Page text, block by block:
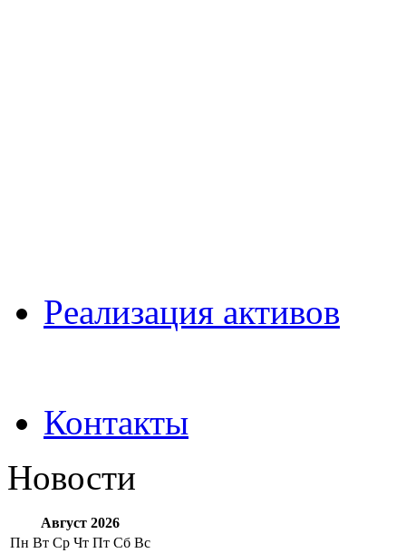
Pеализация активов
Контакты
Новости
Август 2026
Пн Вт Ср Чт Пт Сб Вс